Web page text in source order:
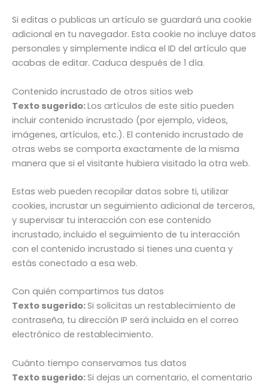
Si editas o publicas un artículo se guardará una cookie
adicional en tu navegador. Esta cookie no incluye datos
personales y simplemente indica el ID del artículo que
acabas de editar. Caduca después de 1 día.
Contenido incrustado de otros sitios web
Texto sugerido:Los artículos de este sitio pueden
incluir contenido incrustado (por ejemplo, vídeos,
imágenes, artículos, etc.). El contenido incrustado de
otras webs se comporta exactamente de la misma
manera que si el visitante hubiera visitado la otra web.
Estas web pueden recopilar datos sobre ti, utilizar
cookies, incrustar un seguimiento adicional de terceros,
y supervisar tu interacción con ese contenido
incrustado, incluido el seguimiento de tu interacción
con el contenido incrustado si tienes una cuenta y
estás conectado a esa web.
Con quién compartimos tus datos
Texto sugerido:Si solicitas un restablecimiento de
contraseña, tu dirección IP será incluida en el correo
electrónico de restablecimiento.
Cuánto tiempo conservamos tus datos
Texto sugerido:Si dejas un comentario, el comentario